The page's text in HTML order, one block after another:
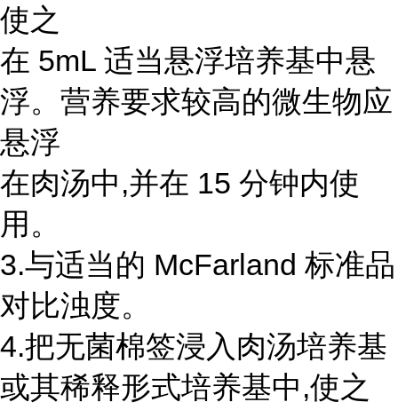
使之
在 5mL 适当悬浮培养基中悬
浮。营养要求较高的微生物应
悬浮
在肉汤中,并在 15 分钟内使
用。
3.与适当的 McFarland 标准品
对比浊度。
4.把无菌棉签浸入肉汤培养基
或其稀释形式培养基中,使之